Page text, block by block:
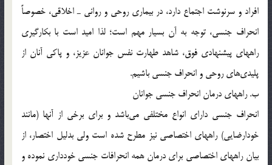
افراد و سرنوشت اجتماع دارد، در بيماري روحي و رواني ـ اخلاقي، خصوصاً
انحراف جنسي، توجه به آن بسيار مهم است؛ لذا اميد است با بكارگيري
راههاي پيشنهادي فوق، شاهد طهارت نفس جوانان عزيز، و پاكي آنان از
پليدي‎هاي روحي و انحراف جنسي باشيم.
ب. راههاي درمان انحراف جنسي جوانان
انحراف جنسي داراي انواع مختلفي مي‎باشد و براي برخي از آنها (مانند
خودارضايي) راههاي اختصاصي نيز مطرح شده است ولي بدليل اختصار، از
بيان راههاي اختصاصي براي درمان همه انحرافات جنسي خودداري نموده و